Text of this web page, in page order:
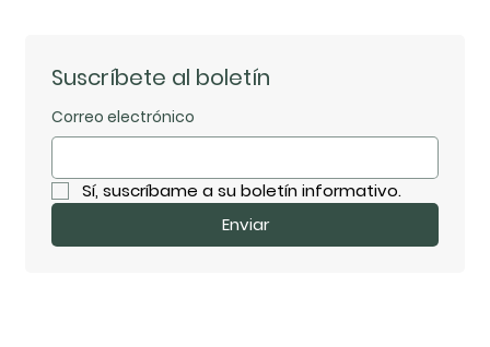
Suscríbete al boletín
Correo electrónico
Sí, suscríbame a su boletín informativo.
Enviar